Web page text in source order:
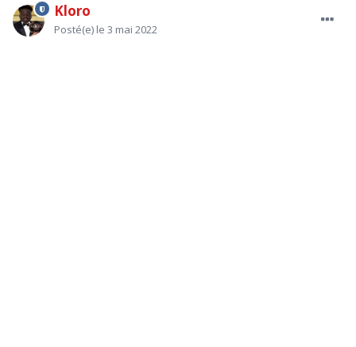
Kloro
Posté(e) le 3 mai 2022